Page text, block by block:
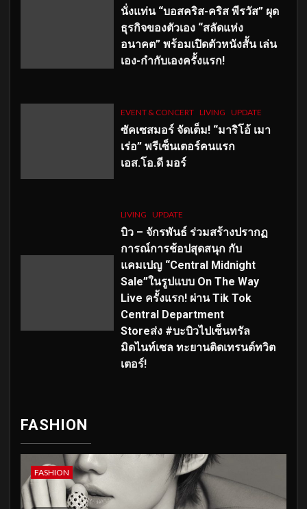
นั่งแท่น “บอสคริส-คริส พีรวัส” ผุด
ธุรกิจของตัวเอง “สลัดแห่ง
อนาคต” พร้อมเปิดตัวหนังสั้น เล่น
เอง-กำกับเองครั้งแรก!
EVENT & CONCERT LIVING UPDATE
ซัคเซสมอร์ จัดเต็ม! “มาริโอ้ เมา
เร่อ” พรีเซ็นเตอร์คนแรก
เอส.โอ.ดี มอร์
LIVING UPDATE
บิว – จักรพันธ์ ร่วมสร้างปรากฏ
การณ์การช้อปสุดสนุก กับ
แคมเปญ “Central Midnight
Sale”ในรูปแบบ On The Way
Live ครั้งแรก! ผ่าน Tik Tok
Central Department
Storeส่ง #บะบิวไปเซ็นทรัล
มิดไนท์เซล ทะยานติดเทรนด์ทวิต
เตอร์!
FASHION
FASHION